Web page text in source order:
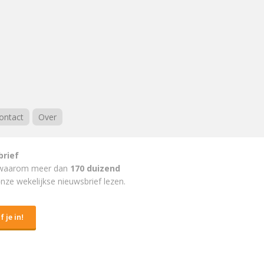
Over
meer dan 170 duizend
wekelijkse nieuwsbrief lezen.
je in!